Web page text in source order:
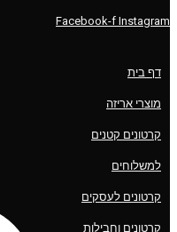
Facebook-f Instagram
דף בית
מוצרי אריזה
קרטונים קטנים
למשלוחים
קרטונים לעסקים
קרטונים וחבילות